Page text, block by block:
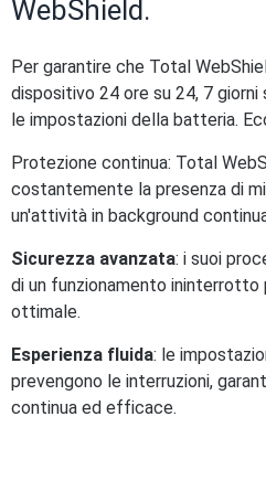
WebShield.
Per garantire che Total
dispositivo 24 ore su 24, 7
le impostazioni della batteria.
Protezione continua: Total
costantemente la presenza di
un'attività in background
Sicurezza avanzata: i suoi
di un funzionamento ininterrotto
ottimale.
Esperienza fluida: le
prevengono le interruzioni,
continua ed efficace.